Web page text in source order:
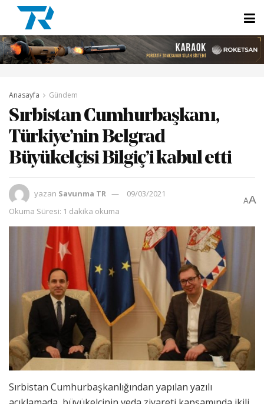
Anasayfa Gündem
Sırbistan Cumhurbaşkanı,
Türkiye’nin Belgrad
Büyükelçisi Bilgiç’i kabul etti
yazan Savunma TR
09/03/2021
Okuma Süresi: 1 dakika okuma
AA
Sırbistan Cumhurbaşkanlığından yapılan yazılı